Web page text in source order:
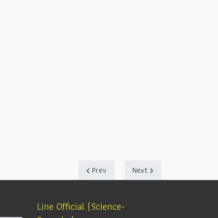
Prev Next
Line Official (Science-